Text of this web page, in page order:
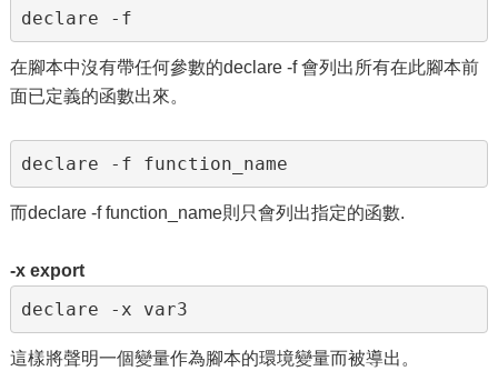
declare -f
在腳本中沒有帶任何參數的declare -f 會列出所有在此腳本前
面已定義的函數出來。
declare -f function_name
而declare -f function_name則只會列出指定的函數.
-x export
declare -x var3
這樣將聲明一個變量作為腳本的環境變量而被導出。